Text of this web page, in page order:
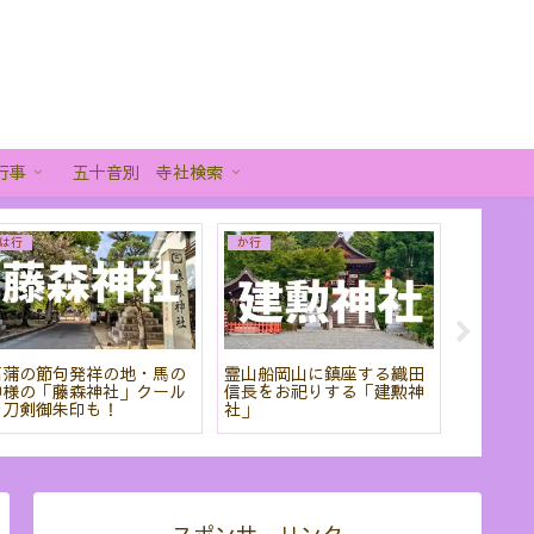
事 五十音別 寺社検索
は行
の節句発祥の地・馬の
の「藤森神社」クール
剣御朱印も！
か行
霊山船岡山に鎮座する織田
信長をお祀りする「建勲神
社」